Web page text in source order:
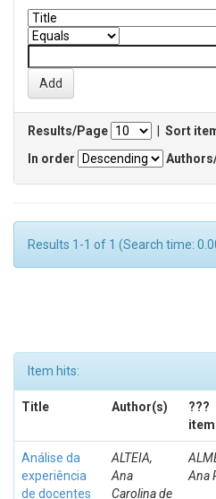
Results/Page
Sort
In order
Results 1-1 of 1 (Search time:
Item hits:
Title Author(s)
???
Análise da
experiência
de docentes
ALTEIA,
Ana
Carolina de
Ana